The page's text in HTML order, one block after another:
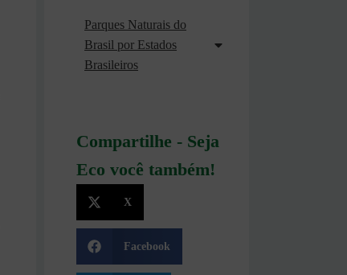
Parques Naturais do
Brasil por Estados
Brasileiros
Compartilhe - Seja
Eco você também!
X
Facebook